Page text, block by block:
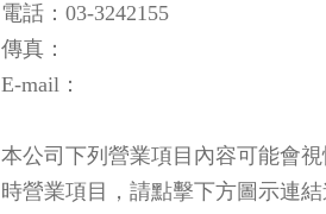
電話：03-3242155
傳真：
E-mail：
本公司下列營業項目內容可能會
時營業項目，請點擊下方圖示連